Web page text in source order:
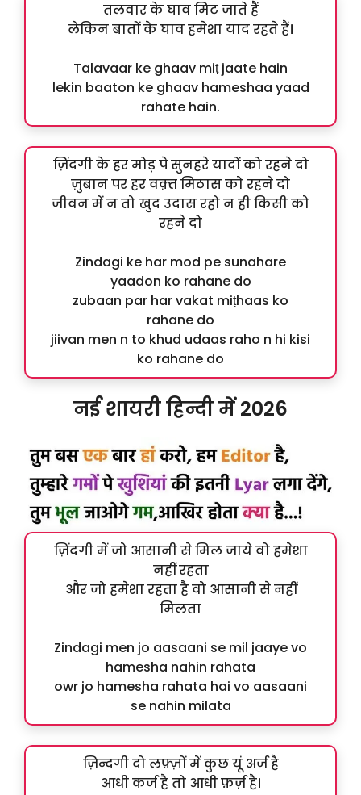
तलवार के घाव मिट जाते हैं
लेकिन बातों के घाव हमेशा याद रहते हैं।
Talavaar ke ghaav miṭ jaate hain
lekin baaton ke ghaav hameshaa yaad
rahate hain.
ज़िंदगी के हर मोड़ पे सुनहरे यादों को रहने दो
ज़ुबान पर हर वक़्त मिठास को रहने दो
जीवन में न तो खुद उदास रहो न ही किसी को
रहने दो
Zindagi ke har mod pe sunahare
yaadon ko rahane do
zubaan par har vakat miṭhaas ko
rahane do
jiivan men n to khud udaas raho n hi kisi
ko rahane do
नई शायरी हिन्दी में 2026
ज़िंदगी में जो आसानी से मिल जाये वो हमेशा
नहीं रहता
और जो हमेशा रहता है वो आसानी से नहीं
मिलता
Zindagi men jo aasaani se mil jaaye vo
hamesha nahin rahata
owr jo hamesha rahata hai vo aasaani
se nahin milata
ज़िन्दगी दो लफ़्ज़ों में कुछ यूं अर्ज है
आधी कर्ज है तो आधी फ़र्ज़ है।